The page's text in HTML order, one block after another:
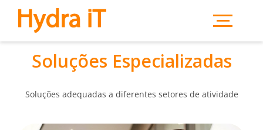
Soluções Especializadas
Soluções adequadas a diferentes setores de atividade